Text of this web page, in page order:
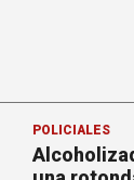
POLICIALES